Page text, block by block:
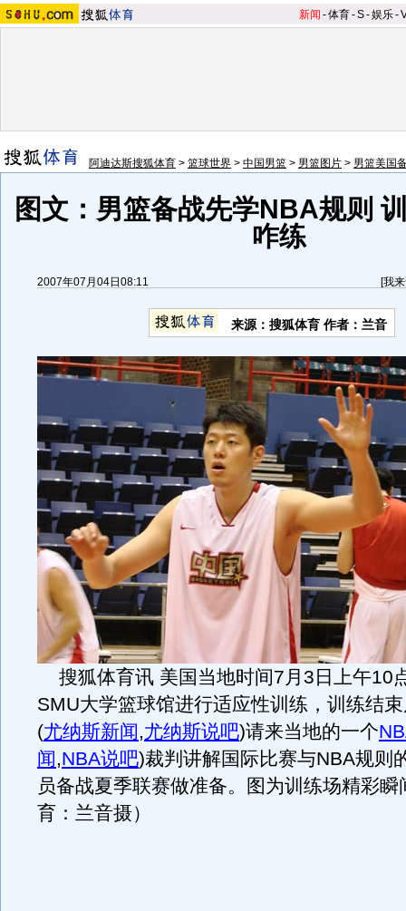
新闻 -体育-S-娱乐-
阿迪达斯搜狐体育 > 篮球世界 > 中国男篮 > 男篮图片 > 男篮美国
图文：男篮备战先学NBA规则
咋练
2007年07月04日08:11 [我
来源：搜狐体育 作者：兰音
搜狐体育讯 美国当地时间7月3日上午10
SMU大学篮球馆进行适应性训练，训练结
(尤纳斯新闻,尤纳斯说吧)请来当地的一个
闻,NBA说吧)裁判讲解国际比赛与NBA规则
员备战夏季联赛做准备。图为训练场精彩瞬
育：兰音摄）